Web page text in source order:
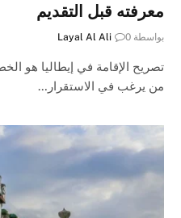
معرفته قبل التقديم
بواسطة Layal Al Ali 0
تصريح الإقامة في إيطاليا هو
من يرغب في الاستقرار…